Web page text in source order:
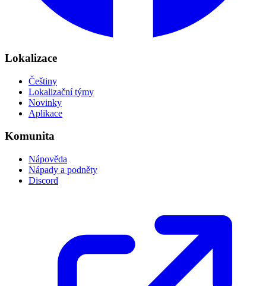
Lokalizace
Češtiny
Lokalizační týmy
Novinky
Aplikace
Komunita
Nápověda
Nápady a podněty
Discord